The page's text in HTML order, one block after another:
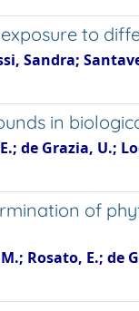
to
Sandra;
in
de Grazia, U.;
of
Rosato, E.; de